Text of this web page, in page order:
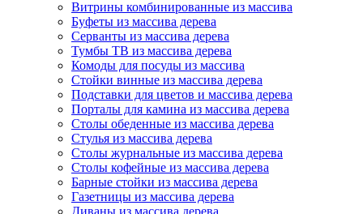
Витрины комбинированные из массива
Буфеты из массива дерева
Серванты из массива дерева
Тумбы ТВ из массива дерева
Комоды для посуды из массива
Стойки винные из массива дерева
Подставки для цветов и массива дерева
Порталы для камина из массива дерева
Столы обеденные из массива дерева
Стулья из массива дерева
Столы журнальные из массива дерева
Столы кофейные из массива дерева
Барные стойки из массива дерева
Газетницы из массива дерева
Диваны из массива дерева